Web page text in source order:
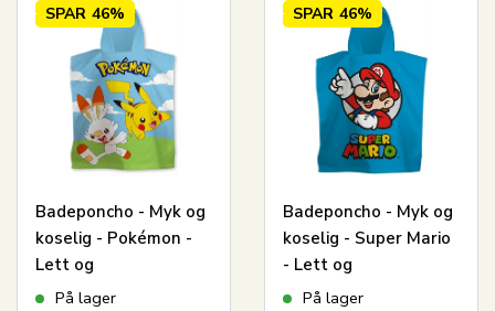
SPAR 46%
Badeponcho - Myk og
koselig - Pokémon -
Lett og
hurtigtørkende
På lager
SPAR 46%
Badeponcho - Myk og
koselig - Super Mario
- Lett og
hurtigtørkende
På lager